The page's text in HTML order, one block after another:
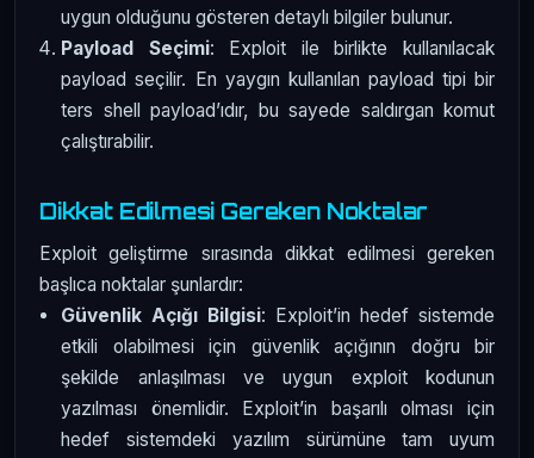
uygun olduğunu gösteren detaylı bilgiler bulunur.
Payload Seçimi: Exploit ile birlikte kullanılacak
payload seçilir. En yaygın kullanılan payload tipi bir
ters shell payload’ıdır, bu sayede saldırgan komut
çalıştırabilir.
Dikkat Edilmesi Gereken Noktalar
Exploit geliştirme sırasında dikkat edilmesi gereken
başlıca noktalar şunlardır:
Güvenlik Açığı Bilgisi: Exploit’in hedef sistemde
etkili olabilmesi için güvenlik açığının doğru bir
şekilde anlaşılması ve uygun exploit kodunun
yazılması önemlidir. Exploit’in başarılı olması için
hedef sistemdeki yazılım sürümüne tam uyum